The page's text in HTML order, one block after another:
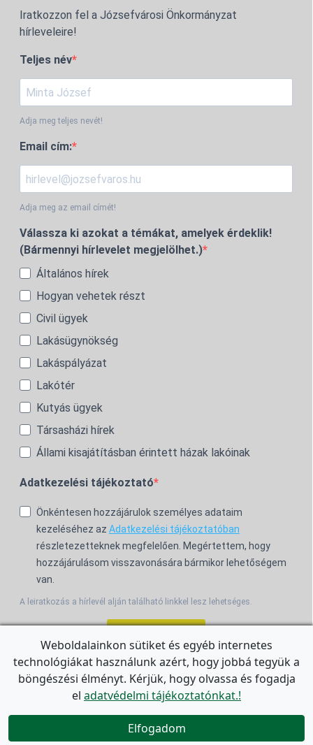
Iratkozzon fel a Józsefvárosi Önkormányzat
hírleveleire!
Teljes név
Adja meg teljes nevét!
Email cím:
Adja meg az email címét!
Válassza ki azokat a témákat, amelyek érdeklik!
(Bármennyi hírlevelet megjelölhet.)
Általános hírek
Hogyan vehetek részt
Civil ügyek
Lakásügynökség
Lakáspályázat
Lakótér
Kutyás ügyek
Társasházi hírek
Állami kisajátításban érintett házak lakóinak
Adatkezelési tájékoztató
Önkéntesen hozzájárulok személyes adataim
kezeléséhez az Adatkezelési tájékoztatóban
részletezetteknek megfelelően. Megértettem, hogy
hozzájárulásom visszavonására bármikor lehetőségem
van.
A leiratkozás a hírlevél alján található linkkel lesz lehetséges.
For the English Newsletter, clickHERE.

Weboldalainkon sütiket és egyéb internetes
technológiákat használunk azért, hogy jobbá tegyük a
böngészési élményt. Kérjük, hogy olvassa és fogadja
el adatvédelmi tájékoztatónkat.!
Elfogadom